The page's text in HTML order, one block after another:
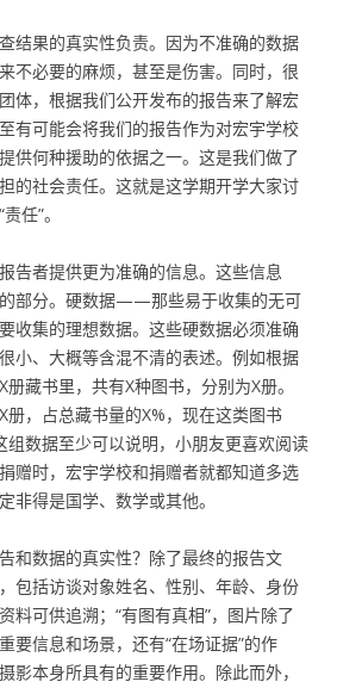
结果的真实性负责。因为不准确的数据
不必要的麻烦，甚至是伤害。同时，很
体，根据我们公开发布的报告来了解宏
有可能会将我们的报告作为对宏宇学校
供何种援助的依据之一。这是我们做了
的社会责任。这就是这学期开学大家讨
任”。
告者提供更为准确的信息。这些信息
部分。硬数据——那些易于收集的无可
收集的理想数据。这些硬数据必须准确
小、大概等含混不清的表述。例如根据
藏书里，共有X种图书，分别为X册。
册，占总藏书量的X%，现在这类图书
组数据至少可以说明，小朋友更喜欢阅读
赠时，宏宇学校和捐赠者就都知道多选
非得是国学、数学或其他。
和数据的真实性？除了最终的报告文
包括访谈对象姓名、性别、年龄、身份
料可供追溯；“有图有真相”，图片除了
要信息和场景，还有“在场证据”的作
影本身所具有的重要作用。除此而外，